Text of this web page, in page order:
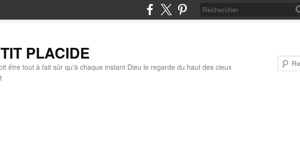
PLACIDE
être tout à fait sûr qu'à chaque instant Dieu le regarde du haut des cieux